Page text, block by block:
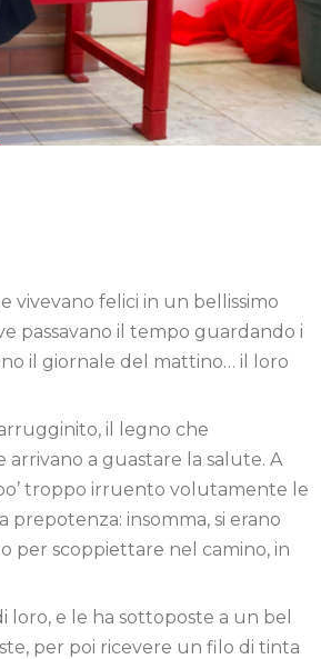
vivevano felici in un bellissimo
passavano il tempo guardando i
il giornale del mattino… il loro
il legno che
arrivano a guastare la salute. A
troppo irruento volutamente le
insomma, si erano
per scoppiettare nel camino, in
loro, e le ha sottoposte a un bel
per poi ricevere un filo di tinta